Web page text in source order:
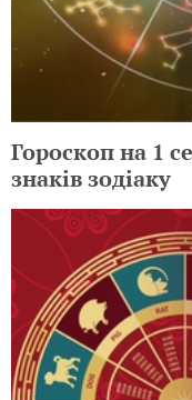
Гороскоп на 1
знаків зодіаку